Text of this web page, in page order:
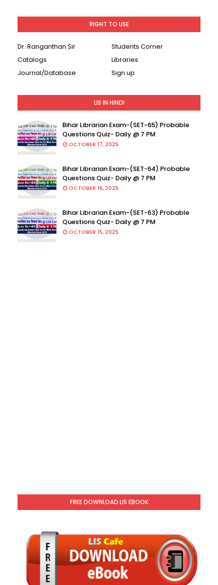
RIGHT TO USE
Dr. Ranganthan Sir
Students Corner
Catalogs
Libraries
Journal/Database
Sign up
LIS IN HINDI
Bihar Librarian Exam-(SET-65) Probable
Questions Quiz- Daily @ 7 PM
OCTOBER 17, 2025
Bihar Librarian Exam-(SET-64) Probable
Questions Quiz- Daily @ 7 PM
OCTOBER 16, 2025
Bihar Librarian Exam-(SET-63) Probable
Questions Quiz- Daily @ 7 PM
OCTOBER 15, 2025
FREE DOWNLOAD LIS EBOOK